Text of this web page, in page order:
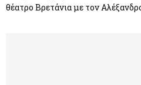
θέατρο Βρετάνια με τον